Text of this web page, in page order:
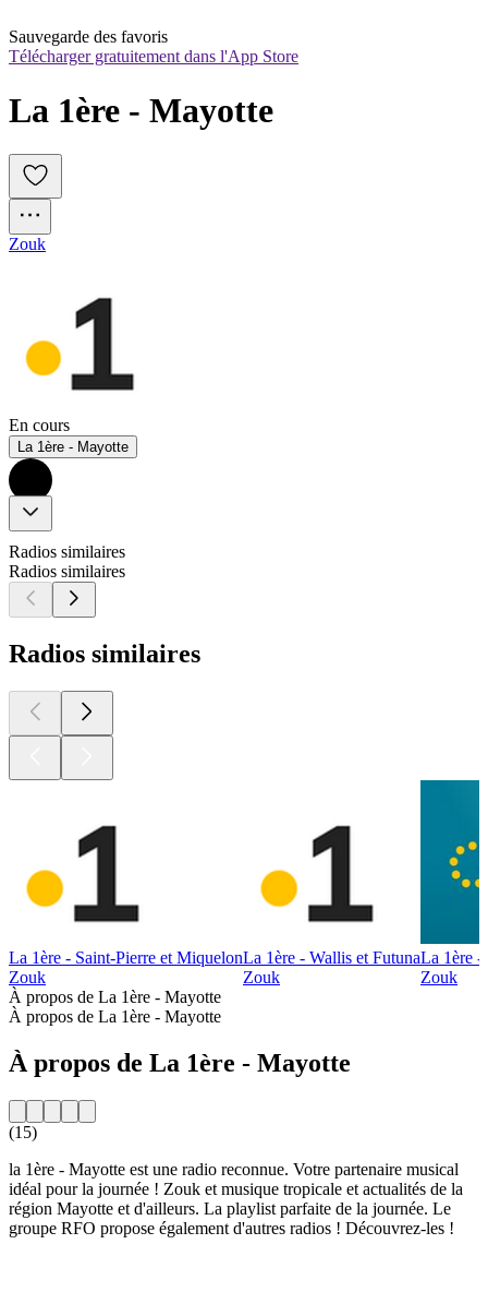
Sauvegarde des favoris
Télécharger gratuitement dans l'App Store
La 1ère - Mayotte
Zouk
En cours
La 1ère - Mayotte
Radios similaires
Radios similaires
Radios similaires
La 1ère - Saint-Pierre et Miquelon
Zouk
La 1ère - Wallis et Futuna
Zouk
La 1ère -
Zouk
À propos de La 1ère - Mayotte
À propos de La 1ère - Mayotte
À propos de La 1ère - Mayotte
(15)
la 1ère - Mayotte est une radio reconnue. Votre partenaire musical
idéal pour la journée ! Zouk et musique tropicale et actualités de la
région Mayotte et d'ailleurs. La playlist parfaite de la journée. Le
groupe RFO propose également d'autres radios ! Découvrez-les !